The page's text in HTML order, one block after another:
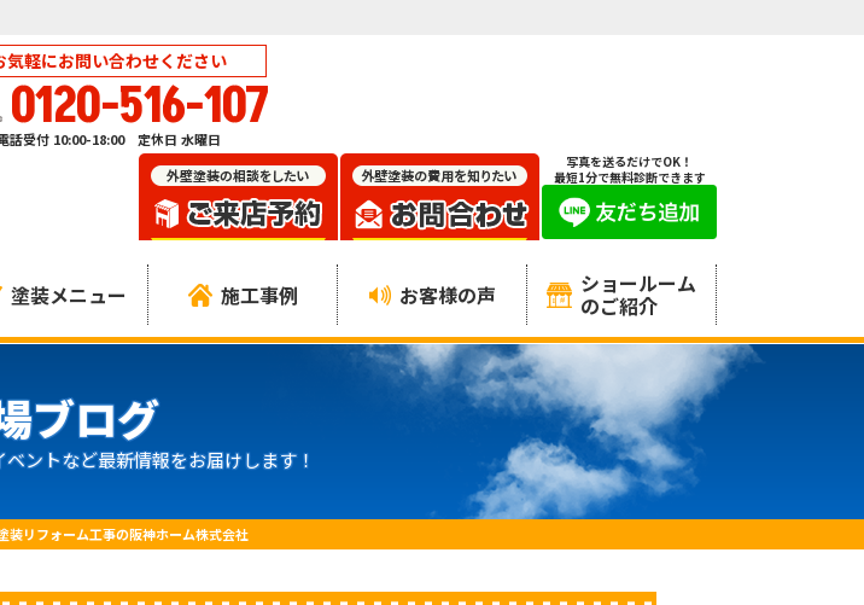
気軽にお問い合わせください
0120-516-107
話受付 10:00-18:00 定休日 水曜日
写真を送るだけでOK！
最短1分で無料診断できます
塗装メニュー 施工事例 お客様の声 ショールーム
のご紹介
ブログ
ントなど最新情報をお届けします！
リフォーム工事の阪神ホーム株式会社